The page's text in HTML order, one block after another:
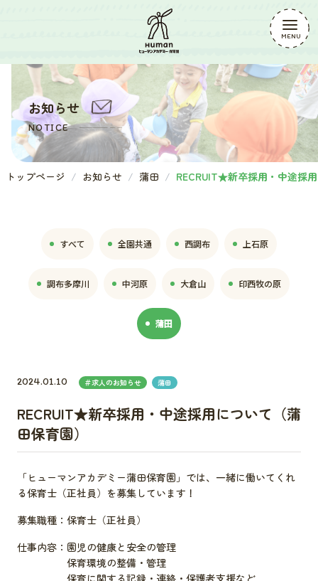
お知らせ
NOTICE
トップページ お知らせ 蒲田 RECRUIT★新卒採用・中途採
すべて 全園共通 西調布 上石原
調布多摩川 中河原 大倉山 印西牧の原
蒲田
2024.01.10 ＃求人のお知らせ 蒲田
RECRUIT★新卒採用・中途採用について（蒲
田保育園）
「ヒューマンアカデミー蒲田保育園」では、一緒に働いてくれ
る保育士（正社員）を募集しています！
募集職種：保育士（正社員）
仕事内容：園児の健康と安全の管理
保育環境の整備・管理